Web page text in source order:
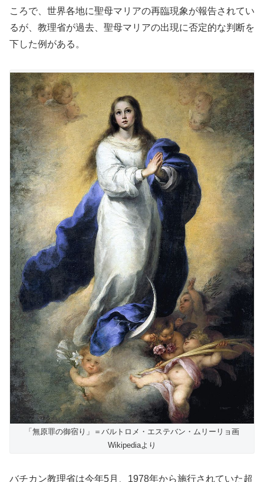
ころで、世界各地に聖母マリアの再臨現象が報告されてい
るが、教理省が過去、聖母マリアの出現に否定的な判断を
下した例がある。
「無原罪の御宿り」＝バルトロメ・エステバン・ムリーリョ画
Wikipediaより
バチカン教理省は今年5月、1978年から施行されていた超